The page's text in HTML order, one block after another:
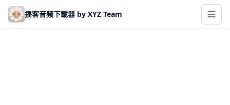
Skip to main content
播客音频下載器 by XYZ Team